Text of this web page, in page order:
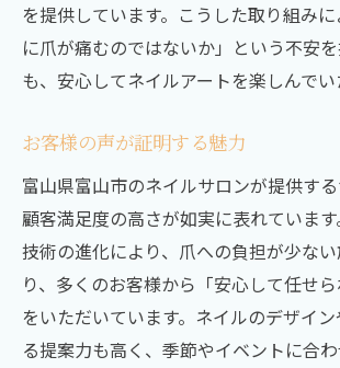
を提供しています。こうした取り組み
に爪が痛むのではないか」という不安
も、安心してネイルアートを楽しんでい
お客様の声が証明する魅力
富山県富山市のネイルサロンが提供する
顧客満足度の高さが如実に表れていま
技術の進化により、爪への負担が少な
り、多くのお客様から「安心して任せ
をいただいています。ネイルのデザイ
る提案力も高く、季節やイベントに合